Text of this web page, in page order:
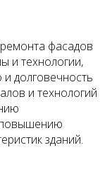
фасадов
и технологии,
долговечность
и технологий
повышению
зданий.